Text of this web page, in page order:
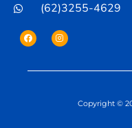
(62)3255-4629
Copyright ©